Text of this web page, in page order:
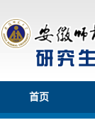
首页